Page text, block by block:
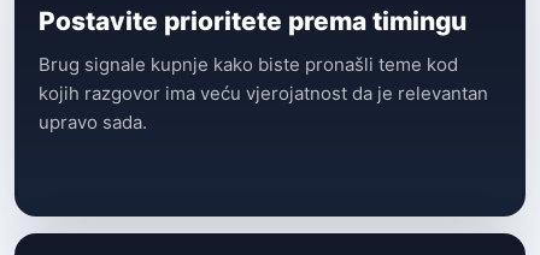
Postavite prioritete prema timingu
Brug signale kupnje kako biste pronašli teme kod
kojih razgovor ima veću vjerojatnost da je relevantan
upravo sada.